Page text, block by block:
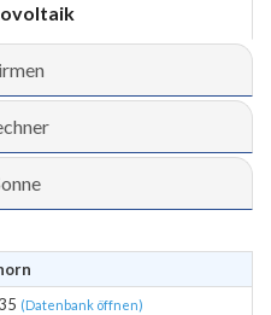
(Datenbank öffnen)